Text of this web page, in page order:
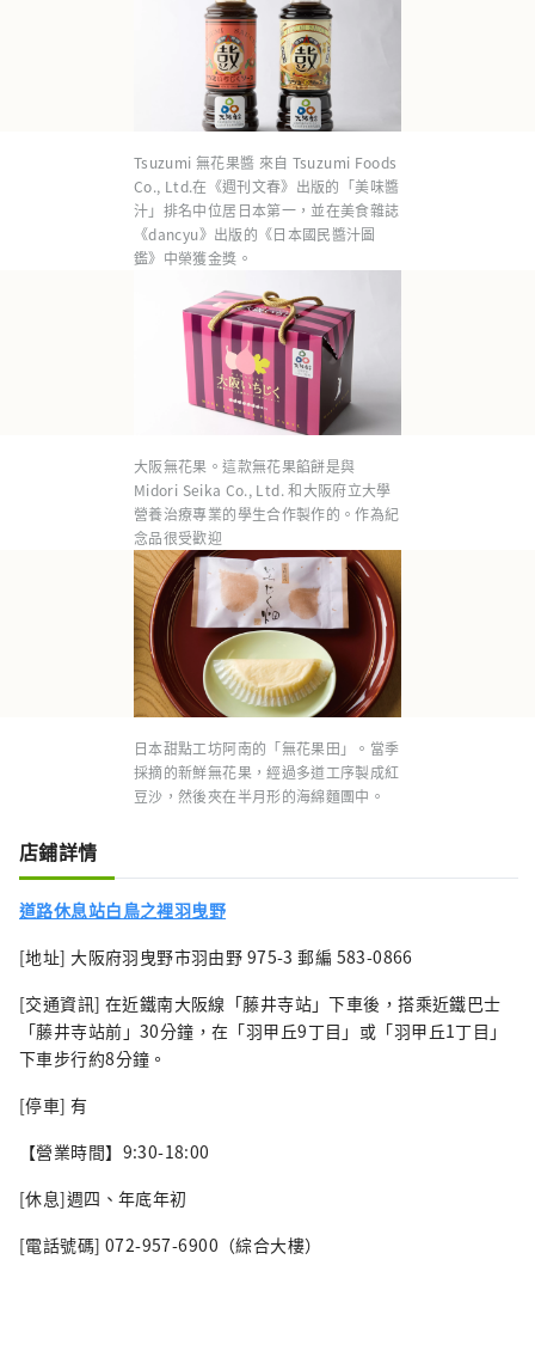
Tsuzumi 無花果醬 來自 Tsuzumi Foods
Co., Ltd.在《週刊文春》出版的「美味醬
汁」排名中位居日本第一，並在美食雜誌
《dancyu》出版的《日本國民醬汁圖
鑑》中榮獲金獎。
大阪無花果。這款無花果餡餅是與
Midori Seika Co., Ltd. 和大阪府立大學
營養治療專業的學生合作製作的。作為紀
念品很受歡迎
日本甜點工坊阿南的「無花果田」。當季
採摘的新鮮無花果，經過多道工序製成紅
豆沙，然後夾在半月形的海綿麵團中。
店鋪詳情
道路休息站白鳥之裡羽曳野
[地址] 大阪府羽曳野市羽由野 975-3 郵編 583-0866
[交通資訊] 在近鐵南大阪線「藤井寺站」下車後，搭乘近鐵巴士
「藤井寺站前」30分鐘，在「羽甲丘9丁目」或「羽甲丘1丁目」
下車步行約8分鐘。
[停車] 有
【營業時間】9:30-18:00
[休息]週四、年底年初
[電話號碼] 072-957-6900（綜合大樓）